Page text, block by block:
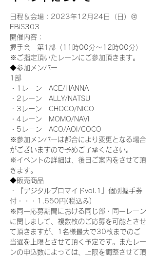
日程＆会場：2023年12月24日（日）＠
EBiS303
開催内容：
握手会　第1部（11時00分～12時00分）
※ご指定頂いたレーンにご参加頂きます。
◆参加メンバー
1部
・1レーン　ACE/HANNA
・2レーン　ALLY/NATSU
・3レーン　CHOCO/NICO
・4レーン　MOMO/NAVI
・5レーン　ACO/AOI/COCO
※参加メンバーは都合により変更となる場合
がございますので予めご了承ください。
※イベントの詳細は、後日ご案内をさせて頂
きます。
◆販売商品
・『デジタルブロマイドvol.1』個別握手券
付・・・1,650円(税込み)
※同一応募期間における同じ部・同一レーン
に関しまして、複数枚のご応募を可能とさせ
て頂きますが、1名様最大で30枚までのご
当選を上限とさせて頂く予定です。またレー
ンの申込数によっては、上限を調整させて頂